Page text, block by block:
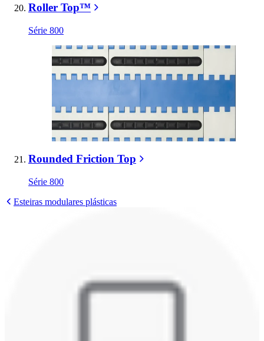
Roller Top™
Série 800
Rounded Friction Top
Série 800
Esteiras modulares plásticas